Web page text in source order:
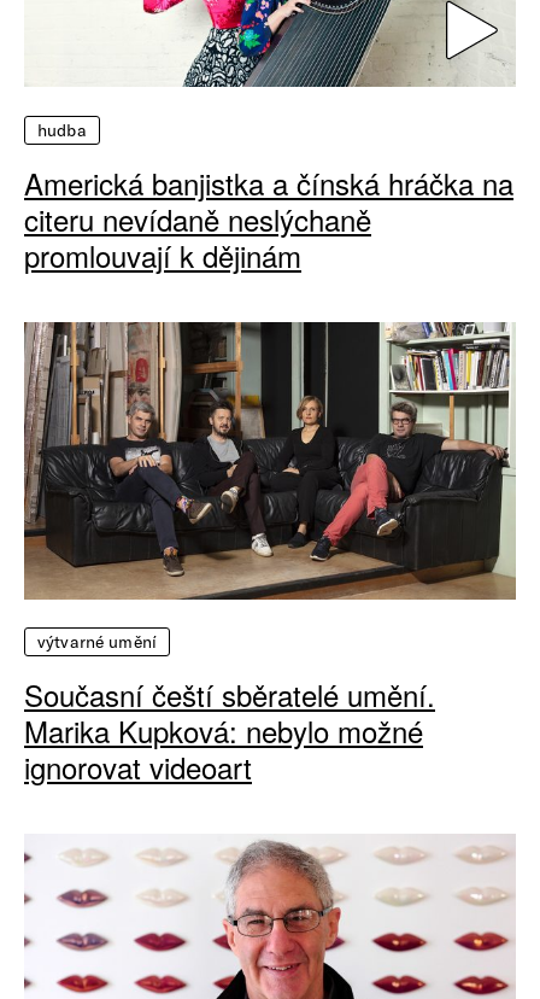
hudba
Americká banjistka a čínská hráčka na
citeru nevídaně neslýchaně
promlouvají k dějinám
výtvarné umění
Současní čeští sběratelé umění.
Marika Kupková: nebylo možné
ignorovat videoart